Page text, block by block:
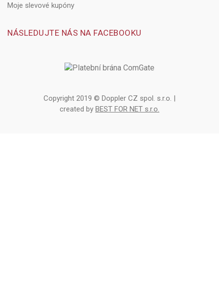
Moje slevové kupóny
NÁSLEDUJTE NÁS NA FACEBOOKU
Copyright 2019 © Doppler CZ spol. s.r.o. |
created by BEST FOR NET s.r.o.